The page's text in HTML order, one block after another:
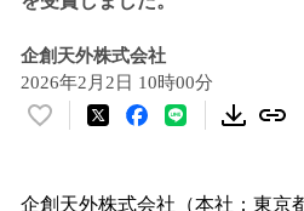
企創天外株式会社
2026年2月2日 10時00分
い
！
企創天外株式会社（本社：東京